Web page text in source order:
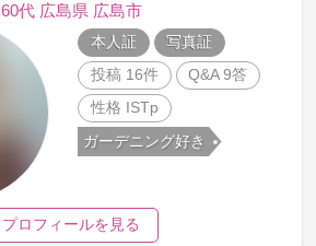
60代 広島県 広島市
本人証
写真証
投稿 16件
Q&A 9答
性格 ISTp
ガーデニング好き
プロフィールを見る